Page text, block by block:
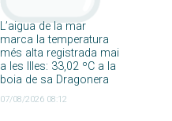
L’aigua de la mar
marca la temperatura
més alta registrada mai
a les Illes: 33,02 ºC a la
boia de sa Dragonera
07/08/2026 08:12